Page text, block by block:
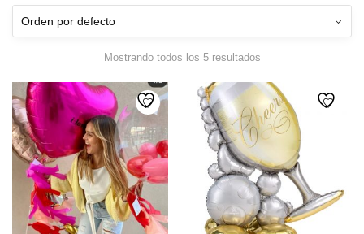
Mostrando todos los 5 resultados